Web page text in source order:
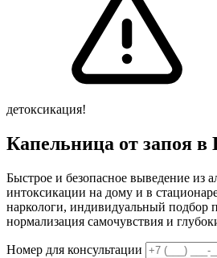
детоксикация!
Капельница от запоя
Быстрое и безопасное выведение из
интоксикации на дому и в
наркологи, индивидуальный подбор
нормализация самочувствия и
Номер для консультации